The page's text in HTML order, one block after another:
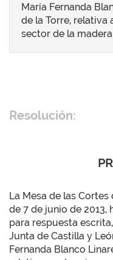
María Fernanda
de la Torre, relativa
sector de la
Resolución:
La Mesa de las
de 7 de junio de
para respuesta
Junta de Castilla y
Fernanda Blanco